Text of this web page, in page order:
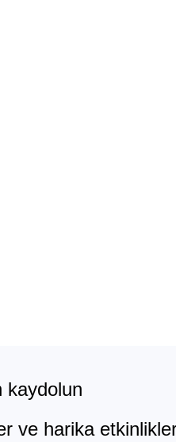
kaydolun
ve harika